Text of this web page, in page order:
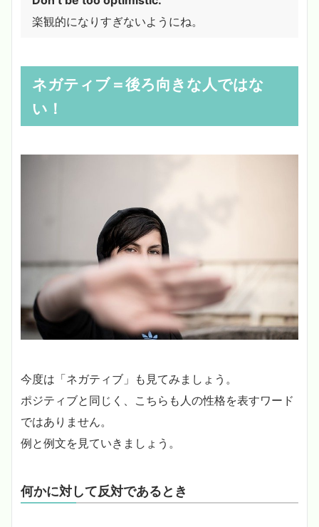
楽観的になりすぎないようにね。
ネガティブ＝後ろ向きな人ではな
い！
今度は「ネガティブ」も見てみましょう。
ポジティブと同じく、こちらも人の性格を表すワード
ではありません。
例と例文を見ていきましょう。
何かに対して反対であるとき